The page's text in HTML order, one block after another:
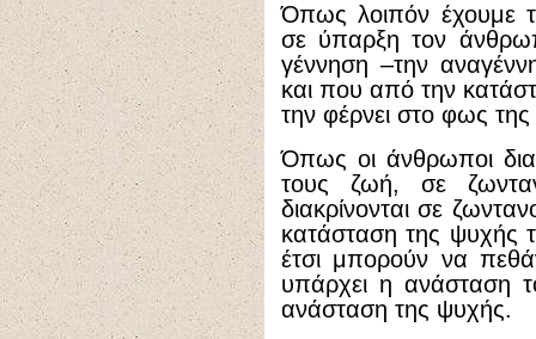
Όπως λοιπόν έχουμε
σε ύπαρξη τον
γέννηση –την
και που από την
την φέρνει στο φως
Όπως οι άνθρωποι
τους ζωή, σε
διακρίνονται σε
κατάσταση της ψυχής
έτσι μπορούν να
υπάρχει η ανάσταση
ανάσταση της ψυχής.